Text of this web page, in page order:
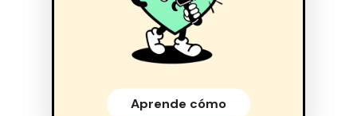
Aprende cómo